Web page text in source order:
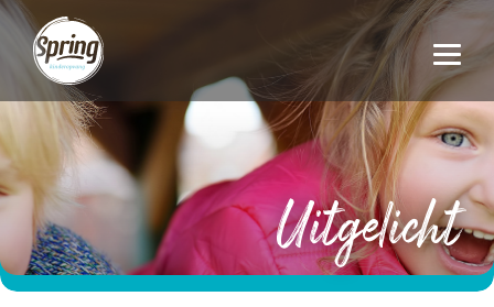
Uitgelicht